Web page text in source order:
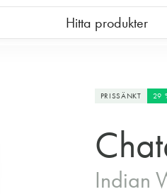
Hitta produkter
PRISSÄNKT 29
Indian